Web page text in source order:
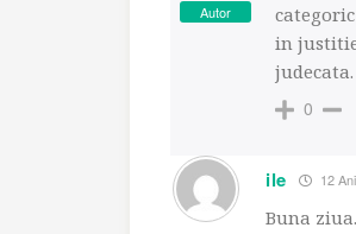
Autor
in
0
ile 12
Buna